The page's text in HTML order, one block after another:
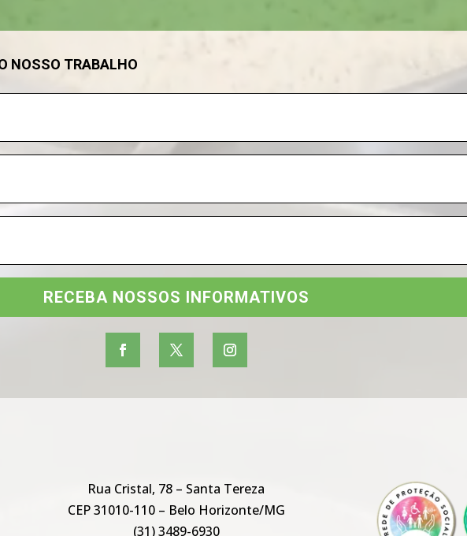
NOSSO TRABALHO
RECEBA NOSSOS INFORMATIVOS
Rua Cristal, 78 – Santa Tereza
CEP 31010-110 – Belo Horizonte/MG
(31) 3489-6930